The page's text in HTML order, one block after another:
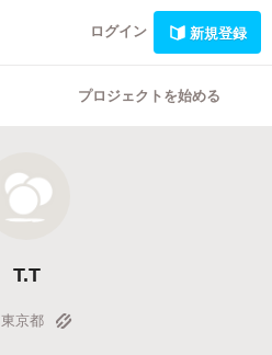
ログイン 新規登録
プロジェクトを始める
T.T
東京都